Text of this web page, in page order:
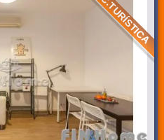
LIC.TURÍSTICA